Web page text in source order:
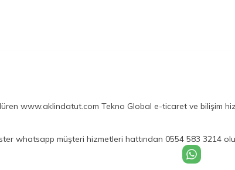
www.aklindatut.com Tekno Global e-ticaret ve bilişim
whatsapp müşteri hizmetleri hattından 0554 583 3214